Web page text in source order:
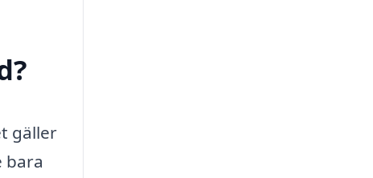
gäller
bara